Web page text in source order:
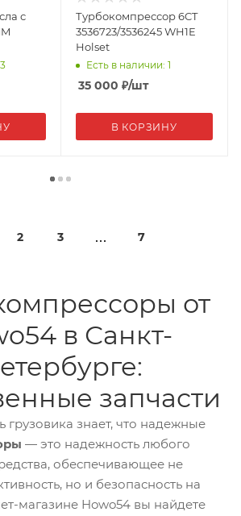
с
Турбокомпрессор 6CT
3536723/3536245 WH1E
Holset
Есть в наличии: 1
35 000 ₽/шт
В КОРЗИНУ
2 3 7
от
в Санкт-
запчасти
знает, что надежные
— это надежность любого
обеспечивающее не
но и безопасность на
магазине Howo54 вы найдете